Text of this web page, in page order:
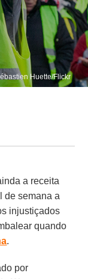
Huette/Flickr
a receita
de semana a
injustiçados
quando
.
por